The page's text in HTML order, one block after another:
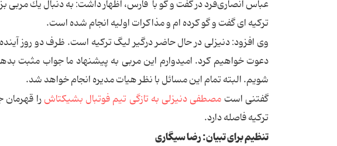
عباس انصاری‌فرد در گفت و گو با فارس، اظهار داشت: به دنبال یك مربی
تركیه ای گفت و گو كرده ام و مذاكرات اولیه انجام شده است.
وی افزود: دنیزلی در حال حاضر درگیر لیگ تركیه است. ظرف دو روز
دعوت خواهیم كرد. امیدوارم این مربی به پیشنهاد ما جواب مثبت
شویم. البته تمام این مسائل با نظر هیات مدیره انجام خواهد شد.
گفتنی است مصطفی دنیزلی به تازگی تیم فوتبال بشیکتاشرا
ترکیه فاصله دارد.
تنظیم برای تبیان: رضا سیگاری